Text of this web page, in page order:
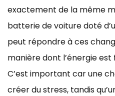
exactement de la même
batterie de voiture doté
peut répondre à ces
manière dont l’énergie est
C’est important car une
créer du stress, tandis